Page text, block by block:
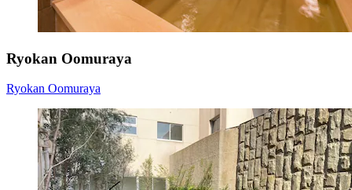
Ryokan Oomuraya
Ryokan Oomuraya